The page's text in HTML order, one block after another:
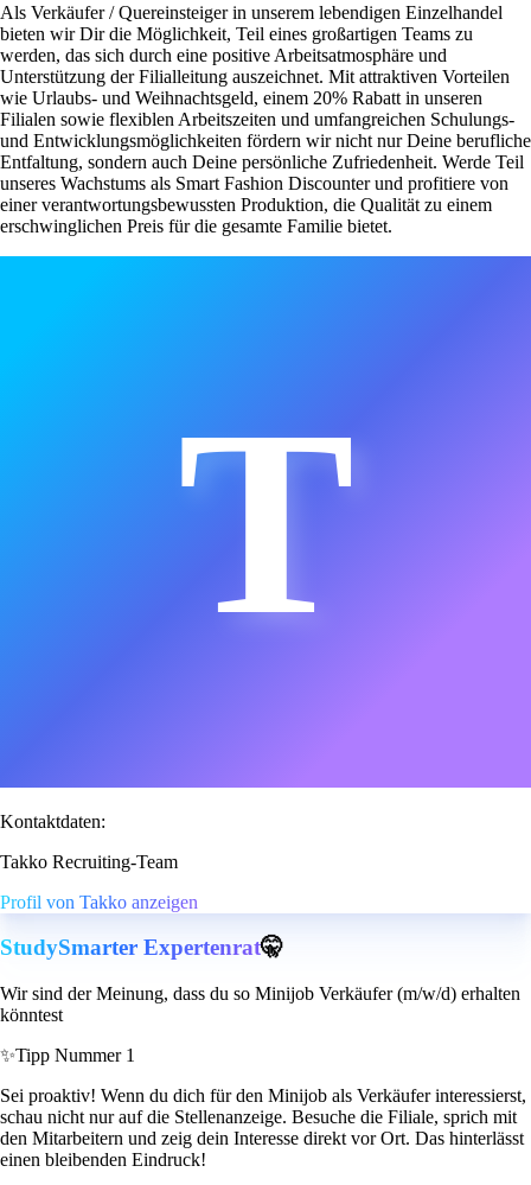
Als Verkäufer / Quereinsteiger in unserem lebendigen Einzelhandel
bieten wir Dir die Möglichkeit, Teil eines großartigen Teams zu
werden, das sich durch eine positive Arbeitsatmosphäre und
Unterstützung der Filialleitung auszeichnet. Mit attraktiven Vorteilen
wie Urlaubs- und Weihnachtsgeld, einem 20% Rabatt in unseren
Filialen sowie flexiblen Arbeitszeiten und umfangreichen Schulungs-
und Entwicklungsmöglichkeiten fördern wir nicht nur Deine berufliche
Entfaltung, sondern auch Deine persönliche Zufriedenheit. Werde Teil
unseres Wachstums als Smart Fashion Discounter und profitiere von
einer verantwortungsbewussten Produktion, die Qualität zu einem
erschwinglichen Preis für die gesamte Familie bietet.
T
Kontaktdaten:
Takko Recruiting-Team
Profil von Takko anzeigen
StudySmarter Expertenrat🤫
Wir sind der Meinung, dass du so Minijob Verkäufer (m/w/d) erhalten
könntest
✨Tipp Nummer 1
Sei proaktiv! Wenn du dich für den Minijob als Verkäufer interessierst,
schau nicht nur auf die Stellenanzeige. Besuche die Filiale, sprich mit
den Mitarbeitern und zeig dein Interesse direkt vor Ort. Das hinterlässt
einen bleibenden Eindruck!